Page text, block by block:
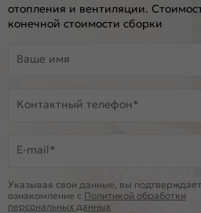
отопления и вентиляции.
конечной стоимости сборки
Ваше имя
Контактный телефон*
E-mail*
Указывая свои данные, вы
ознакомление c Политикой обработки
персональных данных